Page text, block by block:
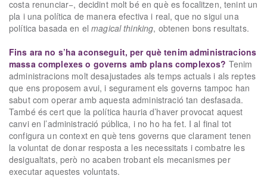
costa renunciar−, decidint molt bé en què es focalitzen, tenint un
pla i una política de manera efectiva i real, que no sigui una
política basada en elmagical thinking, obtenen bons resultats.
Fins ara no s’ha aconseguit, per què tenim administracions
massa complexes o governs amb plans complexos? Tenim
administracions molt desajustades als temps actuals i als reptes
que ens proposem avui, i segurament els governs tampoc han
sabut com operar amb aquesta administració tan desfasada.
També és cert que la política hauria d’haver provocat aquest
canvi en l’administració pública, i no ho ha fet. I al final tot
configura un context en què tens governs que clarament tenen
la voluntat de donar resposta a les necessitats i combatre les
desigualtats, però no acaben trobant els mecanismes per
executar aquestes voluntats.